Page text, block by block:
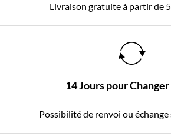
Livraison gratuite à partir de
14 Jours pour
Possibilité de renvoi ou échange